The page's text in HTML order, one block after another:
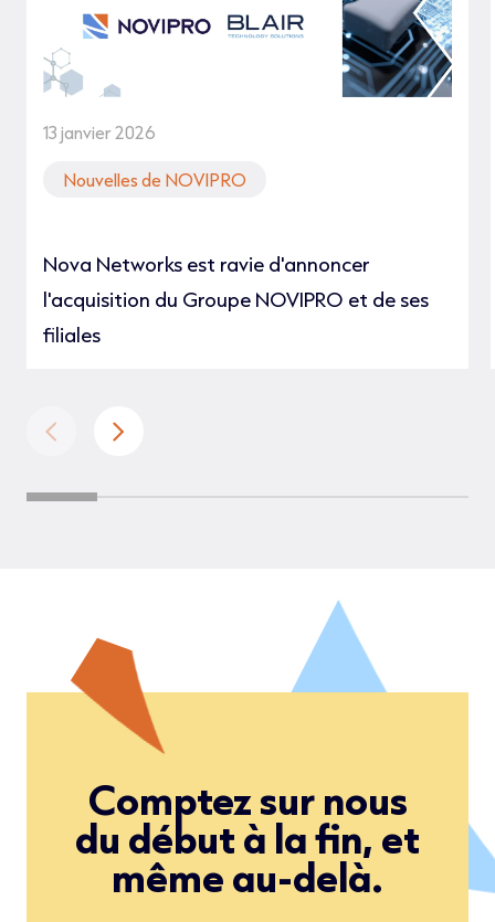
13 janvier 2026
Nouvelles de NOVIPRO
Nova Networks est ravie d'annoncer
l'acquisition du Groupe NOVIPRO et de ses
filiales
Comptez sur nous
du début à la fin, et
même au-delà.